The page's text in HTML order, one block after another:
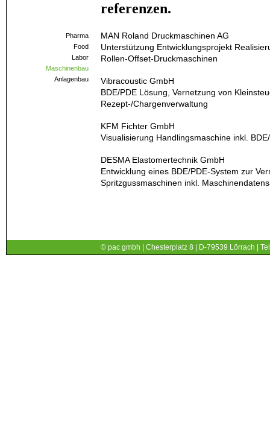
referenzen.
MAN Roland Druckmaschinen AG
Unterstützung Entwicklungsprojekt
Rollen-Offset-Druckmaschinen
Vibracoustic GmbH
BDE/PDE Lösung, Vernetzung von
Rezept-/Chargenverwaltung
KFM Fichter GmbH
Visualisierung Handlingsmaschine inkl.
DESMA Elastomertechnik GmbH
Entwicklung eines BDE/PDE-System zur
Spritzgussmaschinen inkl.
Pharma
Food
Labor
Maschinenbau
Anlagenbau
© pac gmbh | Chesterplatz 8 | D-79539 Lörrach |